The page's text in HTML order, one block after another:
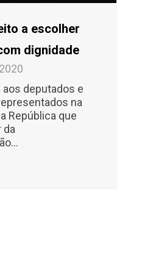
a escolher
dignidade
aos deputados e
na
República que
da